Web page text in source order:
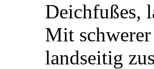
Deichfußes,
Mit
landseitig